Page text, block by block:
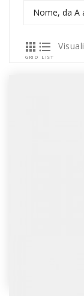
Nome, da A

GRID

LIST